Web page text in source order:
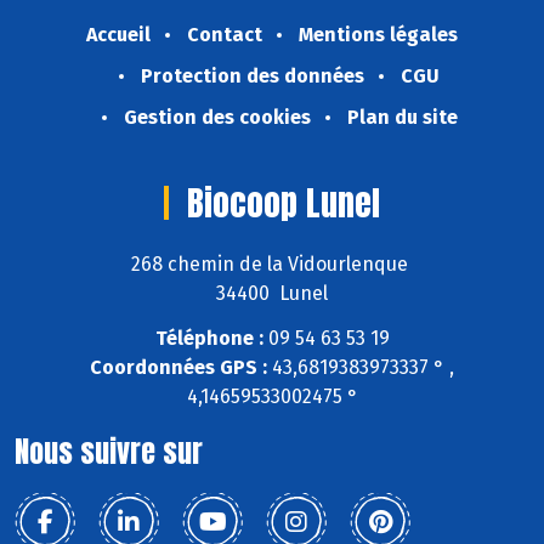
Accueil Contact
Mentions légales
Protection des données
CGU
Gestion des cookies
Plan du site
Biocoop Lunel
268 chemin de la Vidourlenque
34400 Lunel
Téléphone :09 54 63 53 19
Coordonnées GPS : 43,6819383973337 ° ,
4,14659533002475 °
Nous suivre sur